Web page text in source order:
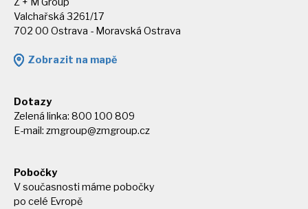
Valchařská 3261/17
702 00 Ostrava - Moravská Ostrava
Zobrazit na mapě
Dotazy
Zelená linka: 800 100 809
E-mail: zmgroup@zmgroup.cz
Pobočky
V současnosti máme pobočky
po celé Evropě